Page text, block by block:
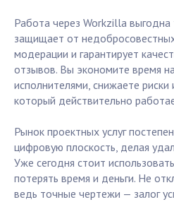
Работа через Workzilla
защищает от
модерации и гарантирует
отзывов. Вы экономите время
исполнителями, снижаете риски
который действительно
Рынок проектных услуг
цифровую плоскость, делая
Уже сегодня стоит
потерять время и деньги. Не
ведь точные чертежи — залог